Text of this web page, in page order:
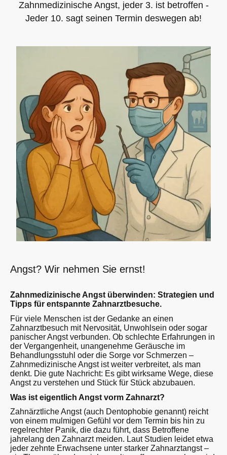
Zahnmedizinische Angst, jeder 3. ist betroffen -
Jeder 10. sagt seinen Termin deswegen ab!
Angst? Wir nehmen Sie ernst!
Zahnmedizinische Angst überwinden: Strategien und
Tipps für entspannte Zahnarztbesuche.
Für viele Menschen ist der Gedanke an einen
Zahnarztbesuch mit Nervosität, Unwohlsein oder sogar
panischer Angst verbunden. Ob schlechte Erfahrungen in
der Vergangenheit, unangenehme Geräusche im
Behandlungsstuhl oder die Sorge vor Schmerzen –
Zahnmedizinische Angst ist weiter verbreitet, als man
denkt. Die gute Nachricht: Es gibt wirksame Wege, diese
Angst zu verstehen und Stück für Stück abzubauen.
Was ist eigentlich Angst vorm Zahnarzt?
Zahnärztliche Angst (auch Dentophobie genannt) reicht
von einem mulmigen Gefühl vor dem Termin bis hin zu
regelrechter Panik, die dazu führt, dass Betroffene
jahrelang den Zahnarzt meiden. Laut Studien leidet etwa
jeder zehnte Erwachsene unter starker Zahnarztangst –